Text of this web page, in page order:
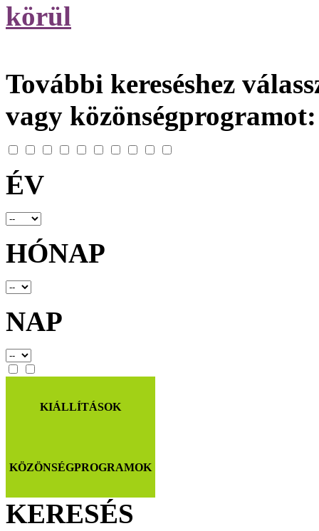
körül
További kereséshez
vagy közönségprogramot:
ÉV
HÓNAP
NAP
KIÁLLÍTÁSOK
KÖZÖNSÉGPROGRAMOK
KERESÉS